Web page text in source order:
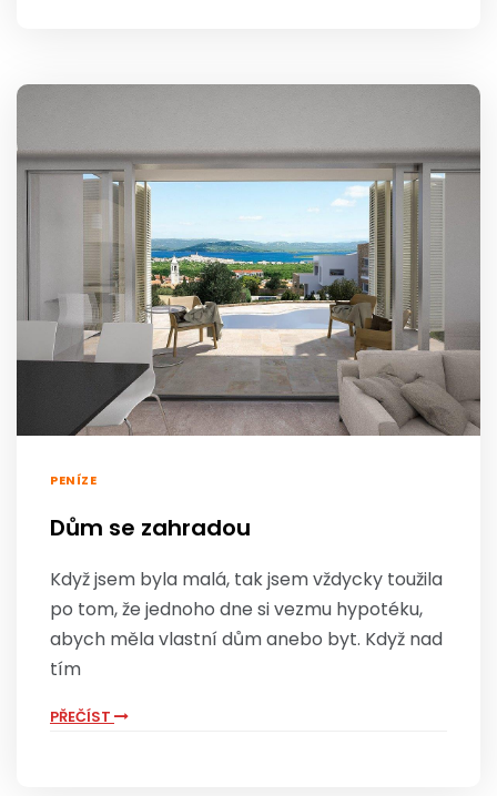
PENÍZE
Dům se zahradou
Když jsem byla malá, tak jsem vždycky toužila
po tom, že jednoho dne si vezmu hypotéku,
abych měla vlastní dům anebo byt. Když nad
tím
PŘEČÍST